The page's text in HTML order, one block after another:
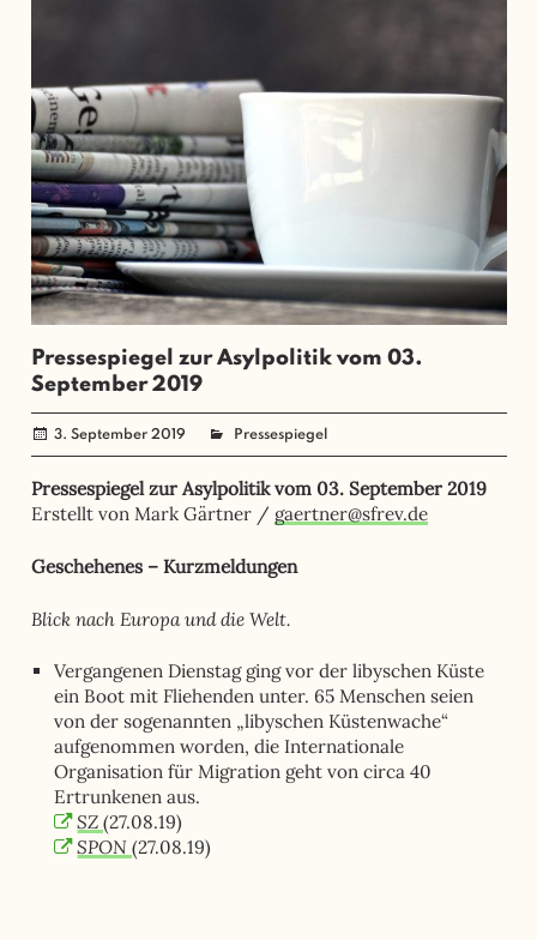
Pressespiegel zur Asylpolitik vom 03.
September 2019
3. September 2019 administrator
Pressespiegel
Pressespiegel zur Asylpolitik vom 03. September 2019
Erstellt von Mark Gärtner / gaertner@sfrev.de
Geschehenes – Kurzmeldungen
Blick nach Europa und die Welt.
Vergangenen Dienstag ging vor der libyschen Küste
ein Boot mit Fliehenden unter. 65 Menschen seien
von der sogenannten „libyschen Küstenwache“
aufgenommen worden, die Internationale
Organisation für Migration geht von circa 40
Ertrunkenen aus.
SZ(27.08.19)
SPON(27.08.19)